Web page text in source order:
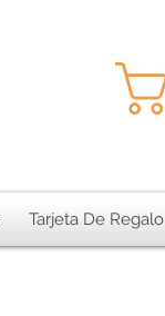
Tarjeta De Regalo